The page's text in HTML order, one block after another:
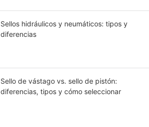
Sellos hidráulicos y neumáticos: tipos y
diferencias
Sello de vástago vs. sello de pistón:
diferencias, tipos y cómo seleccionar